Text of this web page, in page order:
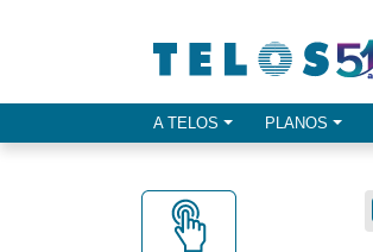
Opçes de menu
A TELOS PLANOS